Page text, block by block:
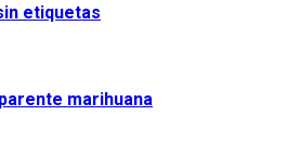
etiquetas
marihuana